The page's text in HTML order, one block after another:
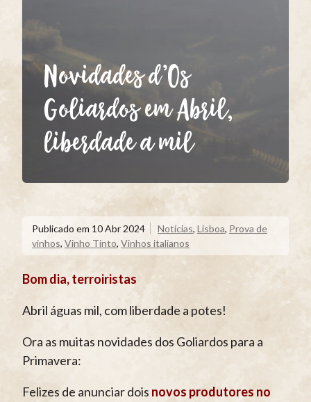
Novidades d’Os
Goliardos em Abril,
liberdade a mil
Publicado em 10 Abr 2024 Notícias, Lisboa, Prova de
vinhos, Vinho Tinto, Vinhos italianos
Bom dia, terroiristas
Abril águas mil, com liberdade a potes!
Ora as muitas novidades dos Goliardos para a
Primavera:
Felizes de anunciar dois novos produtores no